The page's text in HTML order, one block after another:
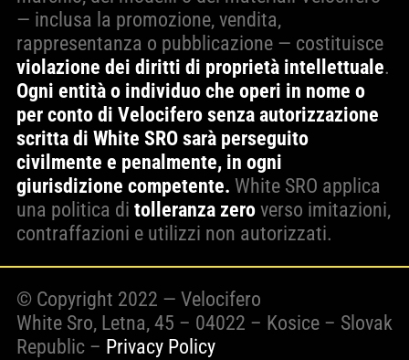
— inclusa la promozione, vendita,
rappresentanza o pubblicazione — costituisce
violazione dei diritti di proprietà intellettuale.
Ogni entità o individuo che operi in nome o
per conto di Velocifero senza autorizzazione
scritta di White SRO sarà perseguito
civilmente e penalmente, in ogni
giurisdizione competente. White SRO applica
una politica di tolleranza zero verso imitazioni,
contraffazioni e utilizzi non autorizzati.
© Copyright 2022 — Velocifero
White Sro, Letna, 45 – 04022 – Kosice – Slovak
Republic – Privacy Policy